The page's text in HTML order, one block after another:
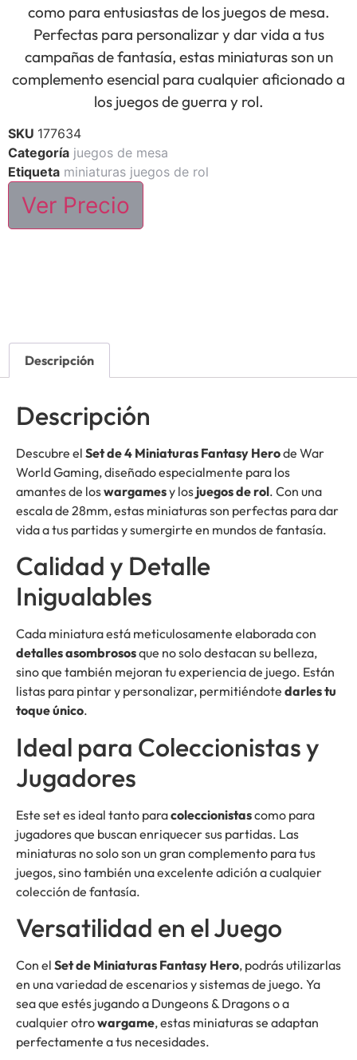
como para entusiastas de los juegos de mesa.
Perfectas para personalizar y dar vida a tus
campañas de fantasía, estas miniaturas son un
complemento esencial para cualquier aficionado a
los juegos de guerra y rol.
SKU 177634
Categoría juegos de mesa
Etiqueta miniaturas juegos de rol
Ver Precio
Descripción
Descripción
Descubre el Set de 4 Miniaturas Fantasy Herode War
World Gaming, diseñado especialmente para los
amantes de loswargamesy los juegos de rol. Con una
escala de 28mm, estas miniaturas son perfectas para dar
vida a tus partidas y sumergirte en mundos de fantasía.
Calidad y Detalle
Inigualables
Cada miniatura está meticulosamente elaborada con
detalles asombrososque no solo destacan su belleza,
sino que también mejoran tu experiencia de juego. Están
listas para pintar y personalizar, permitiéndote darles tu
toque único.
Ideal para Coleccionistas y
Jugadores
Este set es ideal tanto paracoleccionistascomo para
jugadores que buscan enriquecer sus partidas. Las
miniaturas no solo son un gran complemento para tus
juegos, sino también una excelente adición a cualquier
colección de fantasía.
Versatilidad en el Juego
Con el Set de Miniaturas Fantasy Hero, podrás utilizarlas
en una variedad de escenarios y sistemas de juego. Ya
sea que estés jugando a Dungeons & Dragons o a
cualquier otrowargame, estas miniaturas se adaptan
perfectamente a tus necesidades.